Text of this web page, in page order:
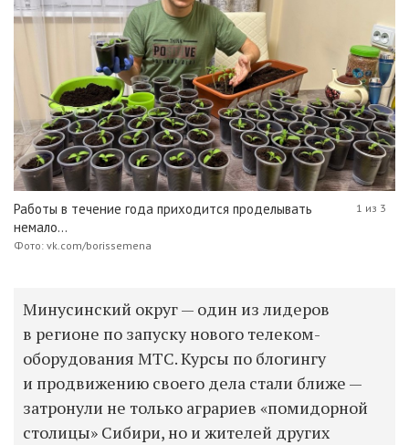
Работы в течение года приходится проделывать
немало...
Фото: vk.com/borissemena
1 из 3
Минусинский округ — один из лидеров
в регионе по запуску нового телеком-
оборудования МТС. Курсы по блогингу
и продвижению своего дела стали ближе —
затронули не только аграриев «помидорной
столицы» Сибири, но и жителей других